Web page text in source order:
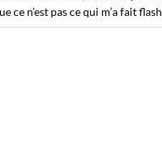
ce n’est pas ce qui m’a fait